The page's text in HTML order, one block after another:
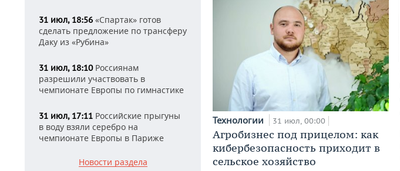
31 июл, 18:56 «Спартак» готов
сделать предложение по трансферу
Даку из «Рубина»
31 июл, 18:10Россиянам
разрешили участвовать в
чемпионате Европы по гимнастике
31 июл, 17:11 Российские прыгуны
в воду взяли серебро на
чемпионате Европы в Париже
Новости раздела
Технологии 31 июл, 00:00
Агробизнес под прицелом: как
кибербезопасность приходит в
сельское хозяйство